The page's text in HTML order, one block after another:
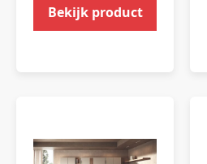
Bekijk product